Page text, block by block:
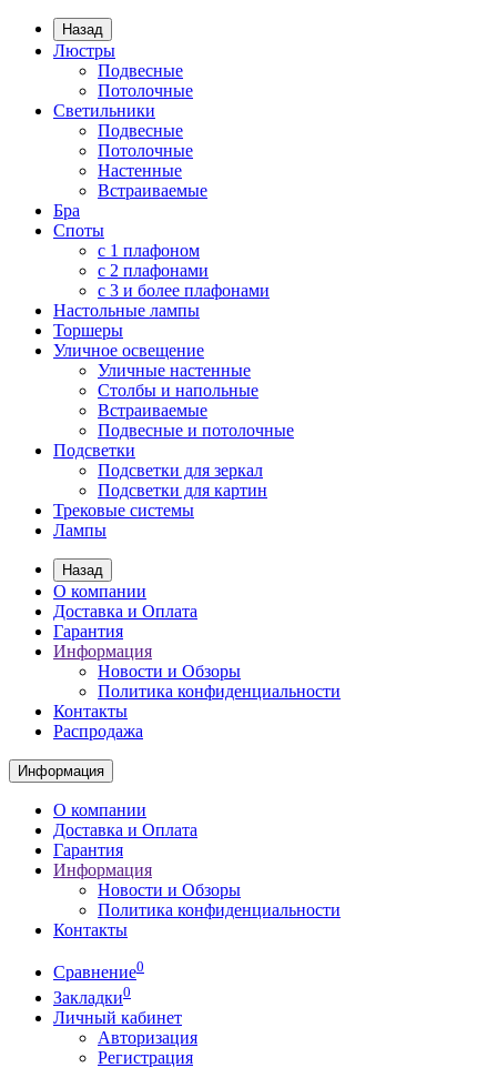
Назад
Люстры
Подвесные
Потолочные
Светильники
Подвесные
Потолочные
Настенные
Встраиваемые
Бра
Споты
с 1 плафоном
с 2 плафонами
с 3 и более плафонами
Настольные лампы
Торшеры
Уличное освещение
Уличные настенные
Столбы и напольные
Встраиваемые
Подвесные и потолочные
Подсветки
Подсветки для зеркал
Подсветки для картин
Трековые системы
Лампы
Назад
О компании
Доставка и Оплата
Гарантия
Информация
Новости и Обзоры
Политика конфиденциальности
Контакты
Распродажа
Информация
О компании
Доставка и Оплата
Гарантия
Информация
Новости и Обзоры
Политика конфиденциальности
Контакты
Сравнение0
Закладки0
Личный кабинет
Авторизация
Регистрация